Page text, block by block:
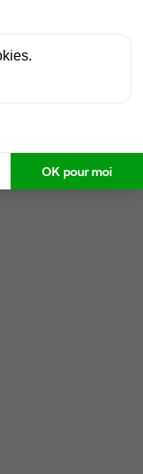
OK pour moi